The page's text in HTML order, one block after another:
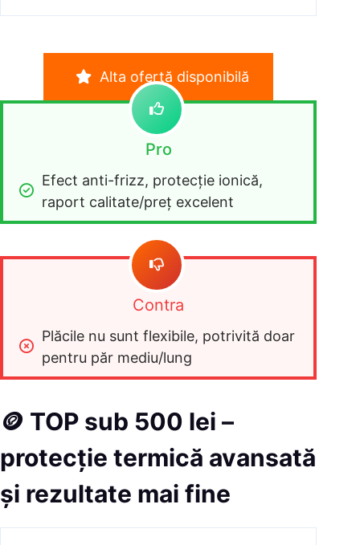
Alta ofertă disponibilă
Pro
Efect anti-frizz, protecție ionică,
raport calitate/preț excelent
Contra
Plăcile nu sunt flexibile, potrivită doar
pentru păr mediu/lung
🪙 TOP sub 500 lei –
protecție termică avansată
și rezultate mai fine